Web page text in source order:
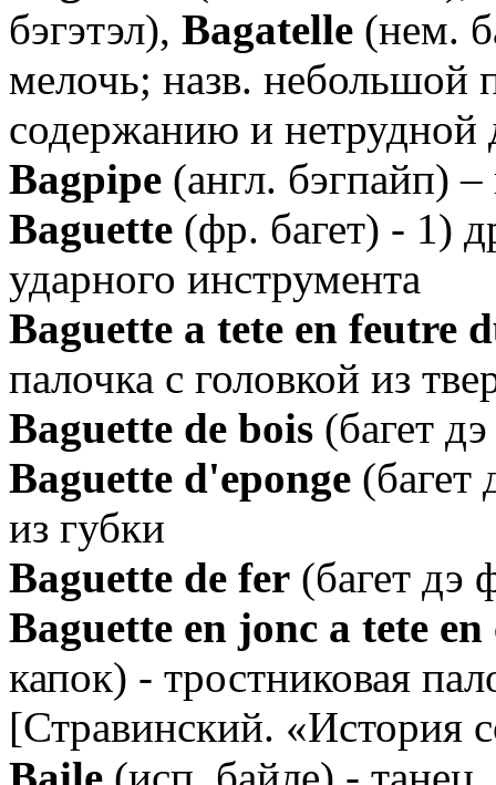
бэгэтэл), Bagatelle (нем.
мелочь; назв. небольшой
содержанию и нетрудной
Bagpipe (англ. бэгпайп)
Baguette (фр. багет) - 1)
ударного инструмента
Baguette a tete en feutre
палочка с головкой из
Baguette de bois (багет
Baguette d'eponge (багет
из губки
Baguette de fer (багет дэ
Baguette en jonc a tete en
капок) - тростниковая
[Стравинский. «История